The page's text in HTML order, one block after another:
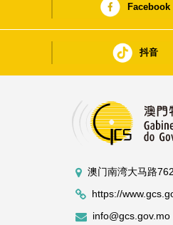
Facebook
抖音
澳门南湾大马路
https://
info@gcs.gov.mo